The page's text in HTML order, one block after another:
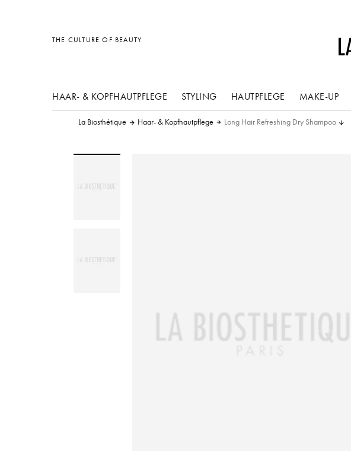
THE CULTURE OF BEAUTY
HAAR- & KOPFHAUTPFLEGE STYLING
Sonstiges
HAUTPFLEGE MAKE-UP
La Biosthétique Haar- & Kopfhautpflege Long Hair Refreshing Dry Shampoo